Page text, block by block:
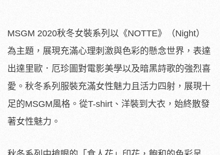
MSGM 2020秋冬女裝系列以《NOTTE》（Night）
為主題，展現充滿心理刺激與色彩的懸念世界，表達
出達里歐．厄珍圖對電影美學以及暗黑詩歌的強烈喜
愛。秋冬系列服裝充滿女性魅力且活力四射，展現十
足的MSGM風格。從T-shirt、洋裝到大衣，始終散發
著女性魅力。